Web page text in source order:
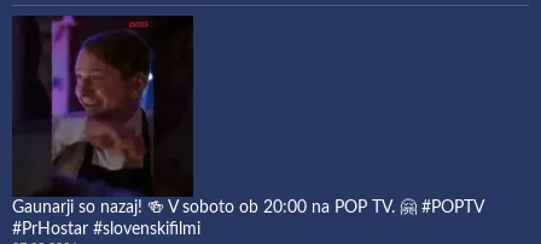
Gaunarji so nazaj! 🍻 V soboto ob 20:00 na POP TV. 🤗 #POPTV
#PrHostar #slovenskifilmi